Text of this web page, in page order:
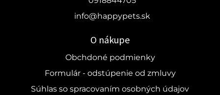
info@happypets.sk
O nákupe
Obchdoné podmienky
Formulár - odstúpenie od zmluvy
Súhlas so spracovaním osobných údajov